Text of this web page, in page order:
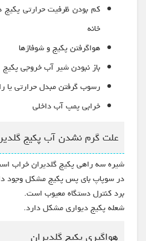
کم بودن ظرفیت حرارتی پکیج
خانه
هواگرفتن پکیج و شوفاژها
باز نبودن شیر آب خروجی پکیج
رسوب گرفتن مبدل حرارتی یا
خرابی پمپ آب داخلی
علت گرم نشدن آب پکیج
شیره سه راهی پکیج گلدیران خراب
در سوپاپ بای پس پکیج مشکل وجود
برد کنترل دستگاه معیوب است.
شعله پکیج دیواری مشکل دارد.
هواگیری پکیج گلدیران